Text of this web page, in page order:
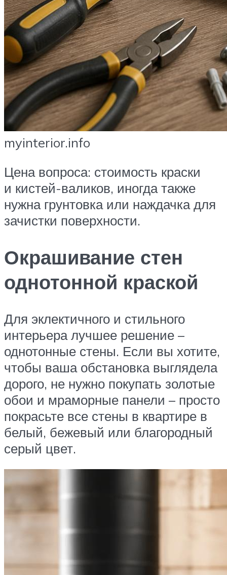
myinterior.info
Цена вопроса: стоимость краски
и кистей-валиков, иногда также
нужна грунтовка или наждачка для
зачистки поверхности.
Окрашивание стен
однотонной краской
Для эклектичного и стильного
интерьера лучшее решение –
однотонные стены. Если вы хотите,
чтобы ваша обстановка выглядела
дорого, не нужно покупать золотые
обои и мраморные панели – просто
покрасьте все стены в квартире в
белый, бежевый или благородный
серый цвет.